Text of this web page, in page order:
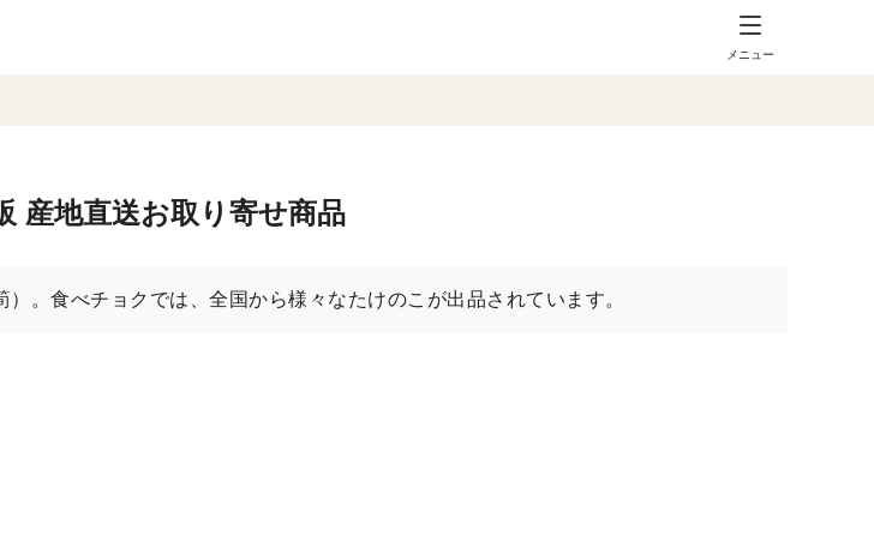
メニュー
産地直送お取り寄せ商品
。食べチョクでは、全国から様々なたけのこが出品されています。